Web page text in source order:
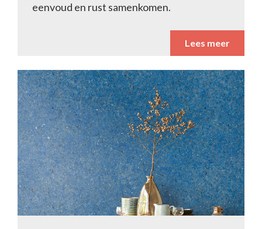
eenvoud en rust samenkomen.
Lees meer